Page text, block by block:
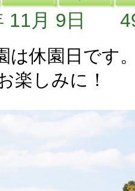
11月 9日
は休園日です
楽しみに！